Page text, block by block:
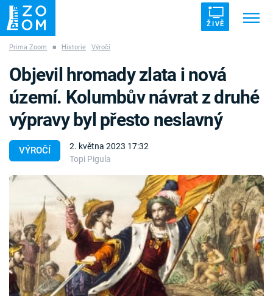
ŽIVĚ
ZÁHADY VETŘELCI DÁVNOVĚKU
Témata
Témata
Pořady
TV Program
Časopis
Prima Zoom ■ Historie Výročí
VÝROČÍ
2. května 2023 17:32
Topi Pigula
Objevil hromady zlata i nová
území. Kolumbův návrat z druhé
výpravy byl přesto neslavný